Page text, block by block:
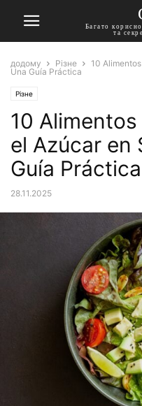
Багато
та
додому Різне
10
Una Guía Práctica
Різне
10
el Azúcar en
Guía Práctica
28.11.2025